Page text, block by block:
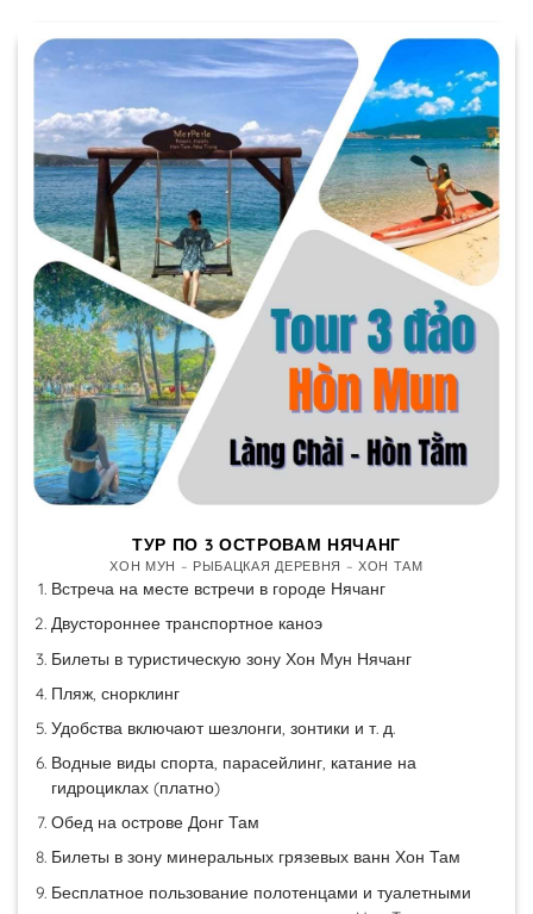
ТУР ПО 3 ОСТРОВАМ НЯЧАНГ
ХОН МУН – РЫБАЦКАЯ ДЕРЕВНЯ – ХОН ТАМ
Встреча на месте встречи в городе Нячанг
Двустороннее транспортное каноэ
Билеты в туристическую зону Хон Мун Нячанг
Пляж, снорклинг
Удобства включают шезлонги, зонтики и т. д.
Водные виды спорта, парасейлинг, катание на
гидроциклах (платно)
Обед на острове Донг Там
Билеты в зону минеральных грязевых ванн Хон Там
Бесплатное пользование полотенцами и туалетными